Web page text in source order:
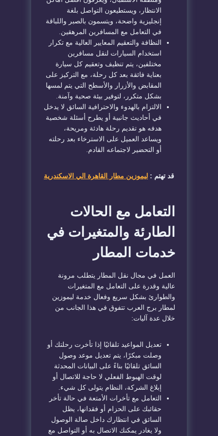
الانتظار، ويستطيعون التواصل بلغة
إنجليزية واضحة، ويتسمون بالصبر واللباقة
في التعامل مع المسافرين المرهقين.
النظافة والتعقيم المعايير العالية مع تكرار
استخدام السيارات لنقل مسافرين
مختلفين، يتم تنظيف وتعقيم كل سيارة
بعناية فائقة بعد كل رحلة، مع التركيز على
المقابض والأزرار والأسطح التي يتم لمسها
بشكل متكرر، لتوفير بيئة صحية وآمنة.
الالتزام بالهدوء والاحترافية السائق لا يدخل
في أحاديث جانبية أو يطرح أسئلة شخصية
هدفه هو تقديم رحلة هادئة ومريحة،
ويساعد العميل على الاسترخاء بعد رحلته
أو التحضير لاجتماعه القادم.
قد تهتم : ليموزين مطار القاهرة الي الاسكندرية
التعامل مع الحالات
الطارئة والمتغيرات في
خدمات المطار
العمل في مجال نقل المطار يتطلب مرونة
عالية وقدرة على التعامل مع المتغيرات
والطوارئ بشكل سريع وفعال خدمة ليموزين
لمطار برج العرب تتفوق في هذا الجانب من
خلال عدة آليات:
تعديل المواعيد تلقائيًا إذا تأخرت رحلتك أو
وصلت مبكرًا، يتم تعديل موعد وصول
السائق تلقائيًا بناءً على البيانات المحدثة
لوقت الهبوط الفعلي لا حاجة للاتصال أو
إبلاغ الشركة، النظام يتولى كل شيء.
التعامل مع تأخرات الأمتعة في حالة تأخر
حقائبك على الحزام أو فقدانها، يظل
السائق في انتظارك داخل صالة الوصول
ولا يغادر يمكنك الاتصال به أو التواصل مع